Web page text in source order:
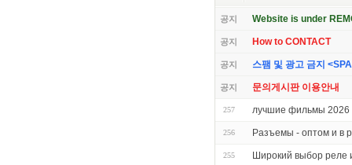
공지 Website is under
공지 How to CONTACT
공지 스팸 및 광고 금지
공지 문의게시판 이용안내
257 лучшие фильмы 2026
256 Разъемы - оптом и в
255 Широкий выбор реле